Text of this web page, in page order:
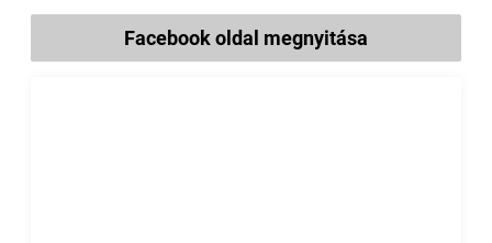
Facebook oldal megnyitása